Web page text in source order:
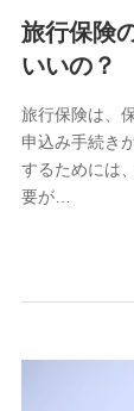
旅行保険
いいの？
旅行保険は、
申込み手続き
するためには
要が…